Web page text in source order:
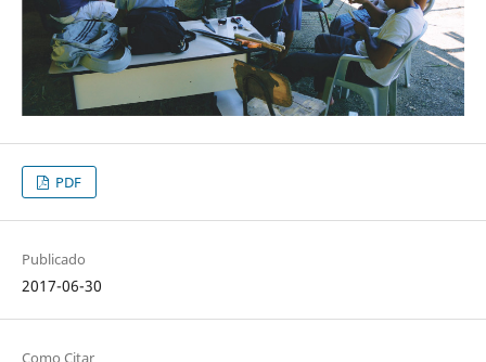
PDF
Publicado
2017-06-30
Como Citar